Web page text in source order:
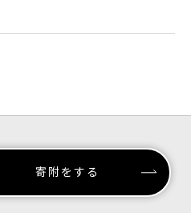
寄附をする